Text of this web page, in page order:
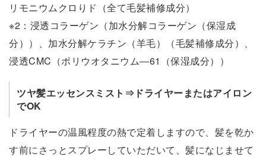
リモニウムクロりド（全て毛髪補修成分）
※2：浸透コラーゲン（加水分解コラーゲン（保湿成
分））、加水分解ケラチン（羊毛）（毛髪補修成分）、
浸透CMC（ポリウオタニウム―61（保湿成分））
ツヤ髪エッセンスミスト⇒ドライヤーまたはアイロン
でOK
ドライヤーの温風程度の熱で定着しますので、髪を乾か
す前にさっとスプレーしていただいて、髪になじませて